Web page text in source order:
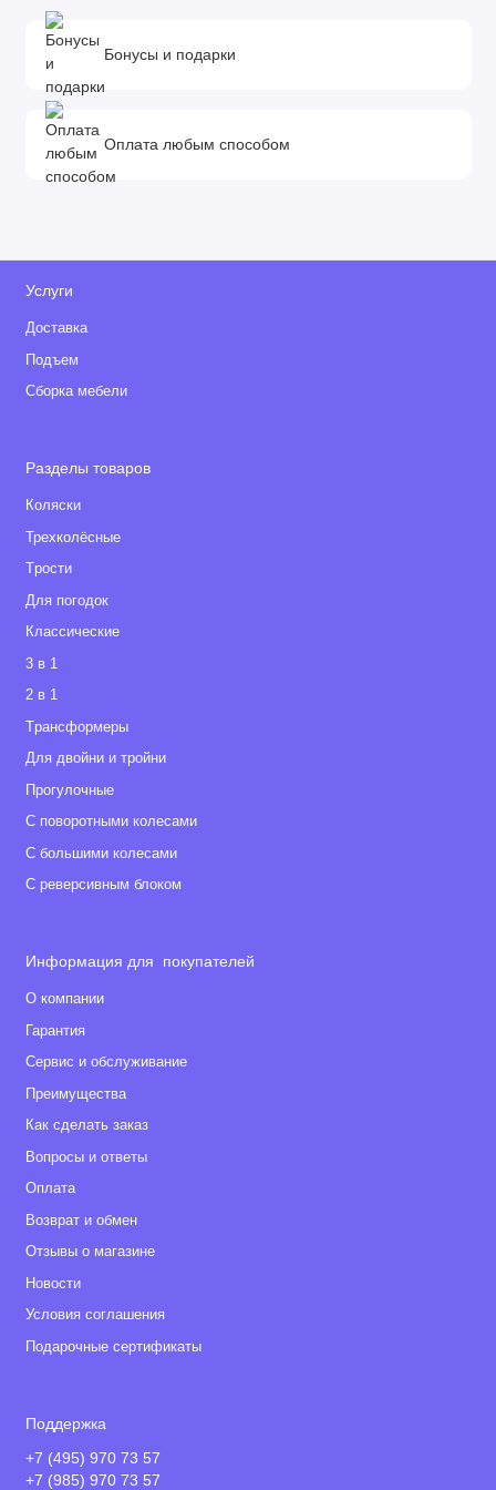
Шасси:
алюминиевая рама
регулируемая под рост кожаная ручка
встроенная в раму дополнительная амортизация
усиленная подвеска с возможностью
многоступенчатой регулировкой жёсткости
для движения попрямой
центральный тормоз
гелиевые с подшипниками
передние поворотные с фиксацией
Размеры:
Размер в собранном виде: 80 х 59 х 116 см
Размер люльки: 82 х 47 х 28 см
Размер спального места: 75 х 35 х 24 см
Вес люльки: 5,85 кг
Вес прогулочного блока: 5,1 кг
Бонусы и подарки
Оплата любым способом
Услуги
Доставка
Подъем
Сборка мебели
Разделы товаров
Коляски
Трехколёсные
Tрости
Для погодок
Классические
3 в 1
2 в 1
Tрансформеры
Для двойни и тройни
Прогулочные
С поворотными колесами
С большими колесами
С реверсивным блоком
Информация для покупателей
О компании
Гарантия
Сервис и обслуживание
Преимущества
Как сделать заказ
Вопросы и ответы
Оплата
Возврат и обмен
Отзывы о магазине
Новости
Условия соглашения
Подарочные сертификаты
Поддержка
+7 (495) 970 73 57
+7 (985) 970 73 57